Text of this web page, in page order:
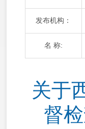
发布机构：
名 称:
关于
督